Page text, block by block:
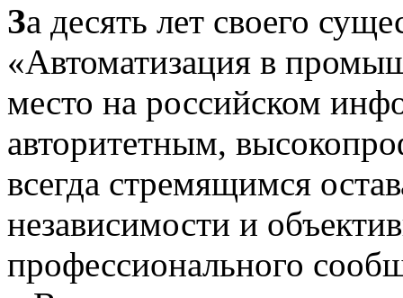
За десять лет своего
«Автоматизация в
место на российском
авторитетным,
всегда стремящимся
независимости и
профессионального